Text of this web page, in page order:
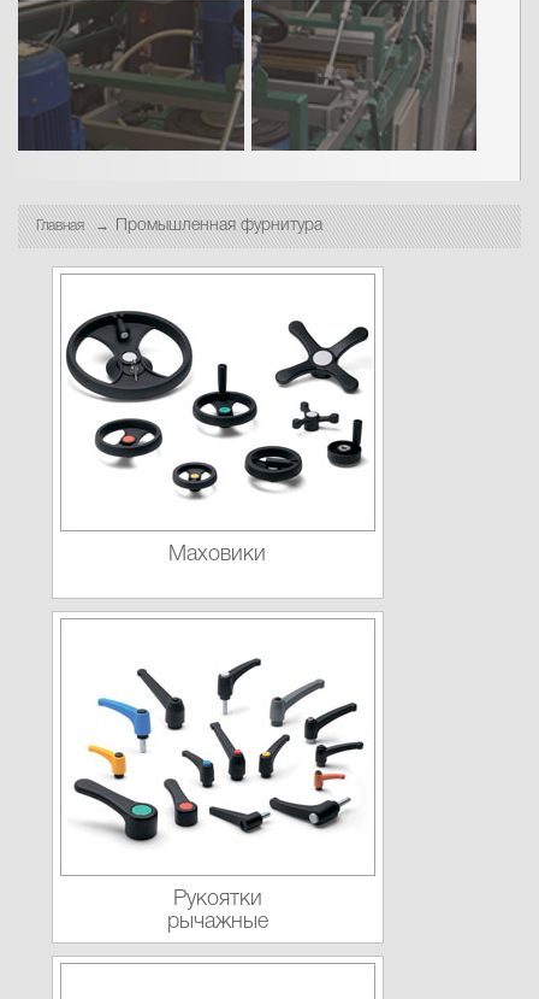
Главная Промышленная фурнитура
Маховики
Рукоятки
рычажные